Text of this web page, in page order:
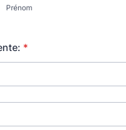
Prénom
*